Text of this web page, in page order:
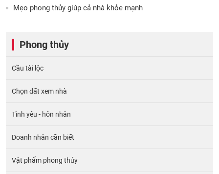
Mẹo phong thủy giúp cả nhà khỏe mạnh
Phong thủy
Cầu tài lộc
Chọn đất xem nhà
Tình yêu - hôn nhân
Doanh nhân cần biết
Vật phẩm phong thủy